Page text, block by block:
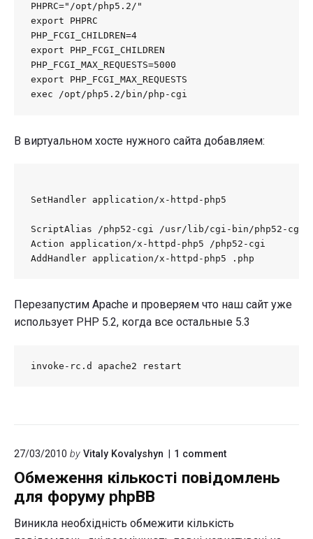
PHPRC="/opt/php5.2/"
export PHPRC
PHP_FCGI_CHILDREN=4
export PHP_FCGI_CHILDREN
PHP_FCGI_MAX_REQUESTS=5000
export PHP_FCGI_MAX_REQUESTS
exec /opt/php5.2/bin/php-cgi
В виртуальном хосте нужного сайта добавляем:
ScriptAlias /php52-cgi /usr/lib/cgi-bin/php52-cgi
Action application/x-httpd-php5 /php52-cgi
AddHandler application/x-httpd-php5 .php
Перезапустим Apache и проверяем что наш сайт уже
использует PHP 5.2, когда все остальные 5.3
invoke-rc.d apache2 restart
27/03/2010 by Vitaly Kovalyshyn 1 commenton
кількості
phpBB"
Обмеження кількості повідомлень
для форуму phpBB
Виникла необхідність обмежити кількість